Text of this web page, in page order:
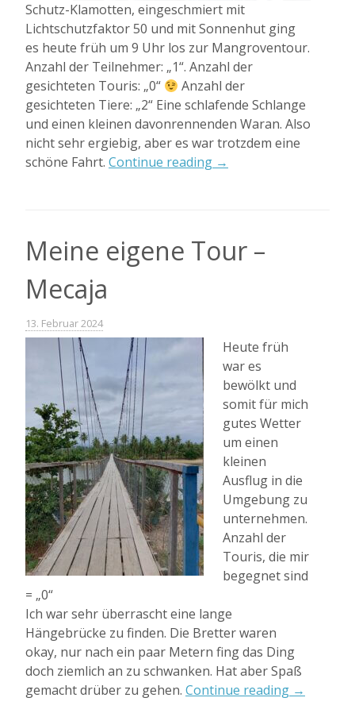
Schutz-Klamotten, eingeschmiert mit
Lichtschutzfaktor 50 und mit Sonnenhut ging
es heute früh um 9 Uhr los zur Mangroventour.
Anzahl der Teilnehmer: „1“. Anzahl der
gesichteten Touris: „0“
Anzahl der
gesichteten Tiere: „2“ Eine schlafende Schlange
und einen kleinen davonrennenden Waran. Also
nicht sehr ergiebig, aber es war trotzdem eine
schöne Fahrt. Continue reading „Letzter
→
Meine eigene Tour –
Mecaja
13. Februar 2024
Heute früh
war es
bewölkt und
somit für mich
gutes Wetter
um einen
kleinen
Ausflug in die
Umgebung zu
unternehmen.
Anzahl der
Touris, die mir
begegnet sind
= „0“
Ich war sehr überrascht eine lange
Hängebrücke zu finden. Die Bretter waren
okay, nur nach ein paar Metern fing das Ding
doch ziemlich an zu schwanken. Hat aber Spaß
gemacht drüber zu gehen. Continue reading „Meine
→